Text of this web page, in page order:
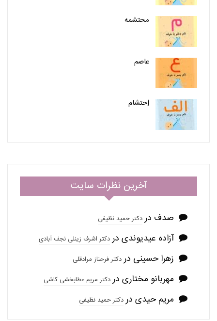
محتشمه
عاصم
اِحتشام
آخرین نظرات سایت
صدف دردکتر حمید نظیفی
آزاده عیدیوندی دردکتر اشرف زینلی نجف آبادی
زهرا حسینی دردکتر فرحناز مرادقلی
مهربانو مختاری دردکتر مریم عطابخشی کاشی
مریم حیدی دردکتر حمید نظیفی